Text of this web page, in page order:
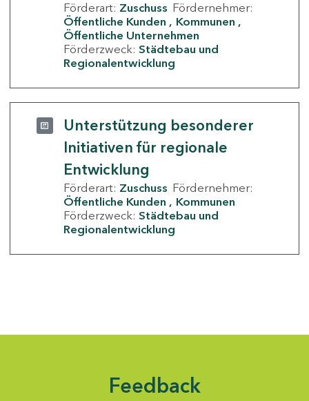
Förderart: Zuschuss Fördernehmer:
Öffentliche Kunden
Kommunen
Öffentliche Unternehmen
Förderzweck: Städtebau und
Regionalentwicklung
Unterstützung besonderer
Initiativen für regionale
Entwicklung
Förderart: Zuschuss Fördernehmer:
Öffentliche Kunden
Kommunen
Förderzweck: Städtebau und
Regionalentwicklung
Feedback